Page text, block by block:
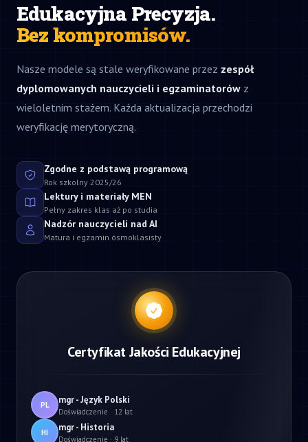
Edukacyjna Precyzja.
Bez kompromisów.
Nasze modele są stale weryfikowane przez zespół
dyplomowanych nauczycieli i egzaminatorów z
wieloletnim stażem. Każda aktualizacja przechodzi
weryfikację merytoryczną.
Zgodne z podstawą programową
Rok szkolny 2025/26
Lektury i materiały MEN
Pełny zakres klas aż po studia
Nadzór nauczycieli nad AI
Matura i egzamin ósmoklasisty
Certyfikat Jakości Edukacyjnej
PL mgr - Język Polski
Doświadczenie · 12 lat
HI mgr - Historia
Doświadczenie · 9 lat